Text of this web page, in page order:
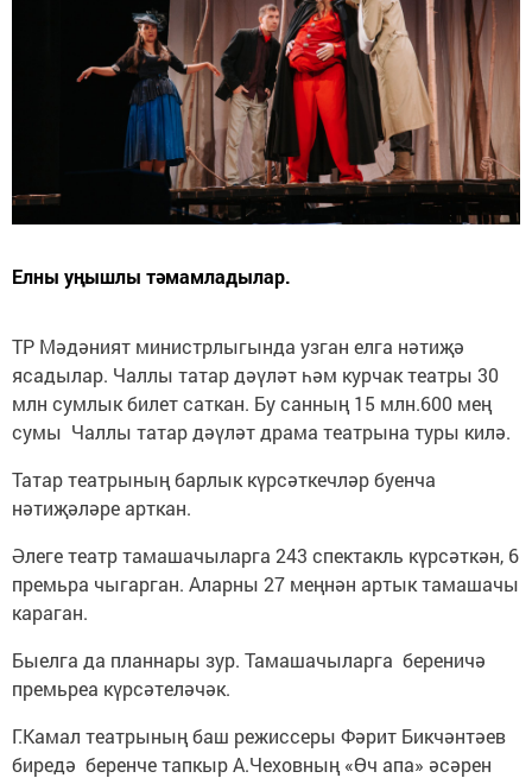
Елны уңышлы тәмамладылар.
ТР Мәдәният министрлыгында узган елга нәтиҗә
ясадылар. Чаллы татар дәүләт һәм курчак театры 30
млн сумлык билет саткан. Бу санның 15 млн.600 мең
сумы Чаллы татар дәүләт драма театрына туры килә.
Татар театрының барлык күрсәткечләр буенча
нәтиҗәләре арткан.
Әлеге театр тамашачыларга 243 спектакль күрсәткән, 6
премьра чыгарган. Аларны 27 меңнән артык тамашачы
караган.
Быелга да планнары зур. Тамашачыларга береничә
премьреа күрсәтеләчәк.
Г.Камал театрының баш режиссеры Фәрит Бикчәнтәев
биредә беренче тапкыр А.Чеховның «Өч апа» әсәрен